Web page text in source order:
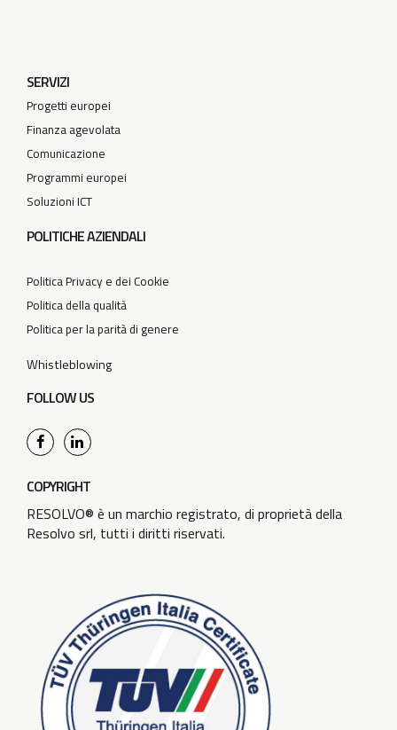
SERVIZI
Progetti europei
Finanza agevolata
Comunicazione
Programmi europei
Soluzioni ICT
POLITICHE AZIENDALI
Politica Privacy e dei Cookie
Politica della qualità
Politica per la parità di genere
Whistleblowing
FOLLOW US
COPYRIGHT
RESOLVO® è un marchio registrato, di proprietà della
Resolvo srl, tutti i diritti riservati.